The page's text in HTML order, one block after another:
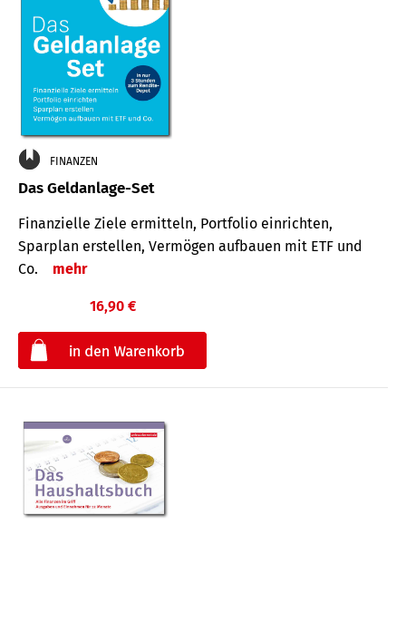
FINANZEN
Das Geldanlage-Set
Finanzielle Ziele ermitteln, Portfolio einrichten,
Sparplan erstellen, Vermögen aufbauen mit ETF und
Co.
mehr
16,90 €